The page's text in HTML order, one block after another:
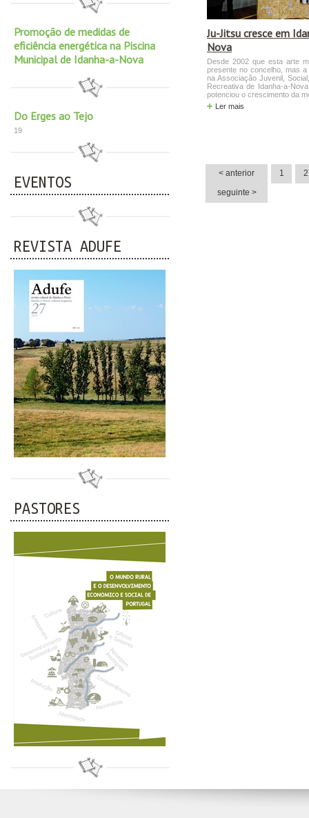
Promoção de medidas de
eficiência energética na Piscina
Municipal de Idanha-a-Nova
Do Erges ao Tejo
19
EVENTOS
REVISTA ADUFE
PASTORES
Ju-Jitsu cresce em
Nova
Desde 2002 que esta arte
presente no concelho, mas a
na Associação Juvenil,
Recreativa de Idanha-a-
potenciou o crescimento da
Ler mais
< anterior 1
2
seguinte >